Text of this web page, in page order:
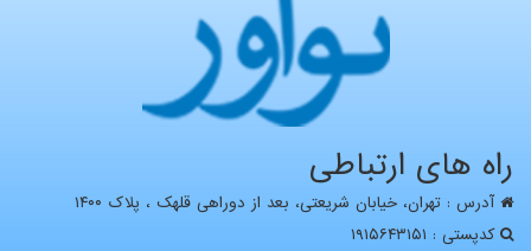
راه های ارتباطی
آدرس : تهران، خيابان شریعتی، بعد از دوراهی قلهک ، پلاک ۱۴۰۰
کدپستی : ۱۹۱۵۶۴۳۱۵۱